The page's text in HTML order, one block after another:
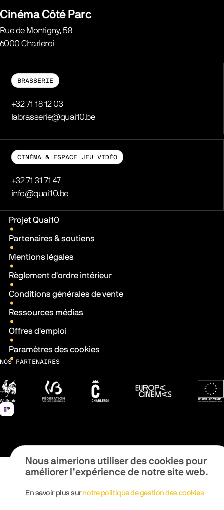
Cinéma Côté Parc
Rue de Montigny, 58
6000 Charleroi
BRASSERIE
Téléphone
+32 71 18 12 03
E-mail
labrasserie@quai10.be
CINÉMA & ESPACE JEU VIDÉO
Téléphone
+32 71 31 71 47
E-mail
info@quai10.be
Liens pratiques
Projet Quai10
Partenaires & soutiens
Mentions légales
Règlement d'ordre intérieur
Conditions générales de vente
Ressources médias
Offres d'emploi
Paramètres des cookies
NOS PARTENAIRES
Wallonie Fédération Wallonie-Bruxelles
Ville de CharleroiEuropa Cinemas
Nous aimerions utiliser des cookies pour
améliorer l’expérience de notre site web.
En savoir plus surnotre politique de gestion des cookies